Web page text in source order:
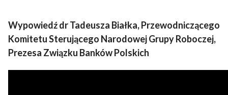
Wypowiedź dr Tadeusza Białka, Przewodniczącego
Komitetu Sterującego Narodowej Grupy Roboczej,
Prezesa Związku Banków Polskich